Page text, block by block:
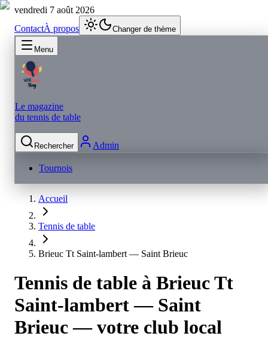
vendredi 7 août 2026
ContactÀ propos Changer de thème
Menu
Le magazine
du tennis de table
Rechercher Admin
Tournois
Accueil
Tennis de table
Brieuc Tt Saint-lambert — Saint Brieuc
Tennis de table à Brieuc Tt
Saint-lambert — Saint
Brieuc—votre club local